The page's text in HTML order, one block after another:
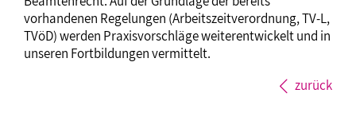
vorhandenen Regelungen (Arbeitszeitverordnung, TV-L,
TVöD) werden Praxisvorschläge weiterentwickelt und in
unseren Fortbildungen vermittelt.
zurück